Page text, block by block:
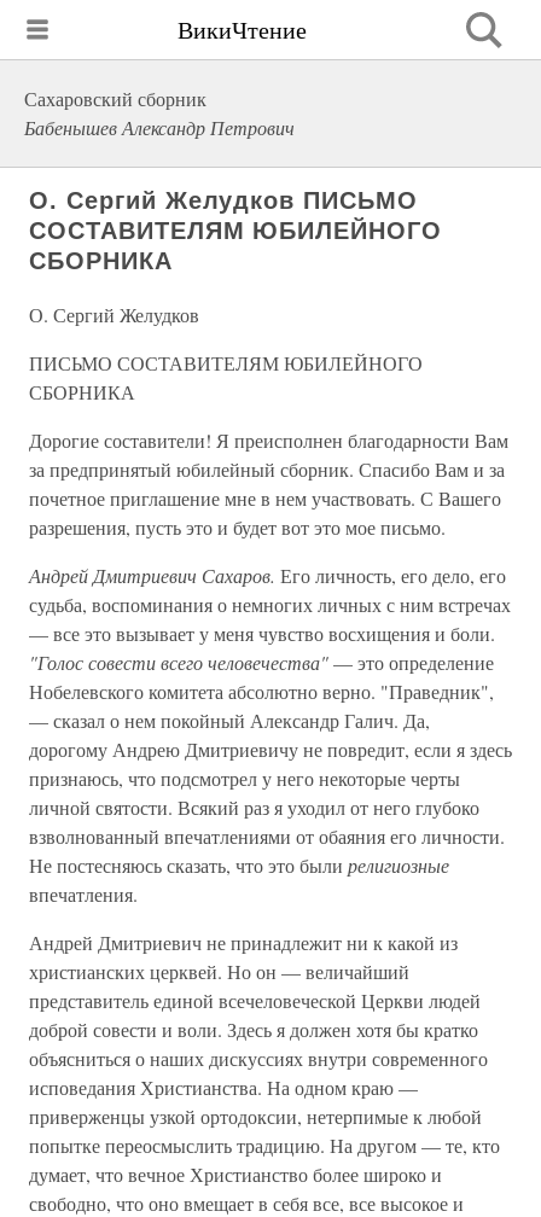
ВикиЧтение
Сахаровский сборник
Бабенышев Александр Петрович
О. Сергий Желудков ПИСЬМО
СОСТАВИТЕЛЯМ ЮБИЛЕЙНОГО
СБОРНИКА
О. Сергий Желудков
ПИСЬМО СОСТАВИТЕЛЯМ ЮБИЛЕЙНОГО
СБОРНИКА
Дорогие составители! Я преисполнен благодарности Вам
за предпринятый юбилейный сборник. Спасибо Вам и за
почетное приглашение мне в нем участвовать. С Вашего
разрешения, пусть это и будет вот это мое письмо.
Андрей Дмитриевич Сахаров. Его личность, его дело, его
судьба, воспоминания о немногих личных с ним встречах
— все это вызывает у меня чувство восхищения и боли.
"Голос совести всего человечества"— это определение
Нобелевского комитета абсолютно верно. "Праведник",
— сказал о нем покойный Александр Галич. Да,
дорогому Андрею Дмитриевичу не повредит, если я здесь
признаюсь, что подсмотрел у него некоторые черты
личной святости. Всякий раз я уходил от него глубоко
взволнованный впечатлениями от обаяния его личности.
Не постесняюсь сказать, что это были религиозные
впечатления.
Андрей Дмитриевич не принадлежит ни к какой из
христианских церквей. Но он — величайший
представитель единой всечеловеческой Церкви людей
доброй совести и воли. Здесь я должен хотя бы кратко
объясниться о наших дискуссиях внутри современного
исповедания Христианства. На одном краю —
приверженцы узкой ортодоксии, нетерпимые к любой
попытке переосмыслить традицию. На другом — те, кто
думает, что вечное Христианство более широко и
свободно, что оно вмещает в себя все, все высокое и